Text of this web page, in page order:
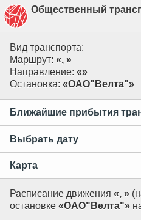
Общественный
Вид транспорта:
Маршрут: «, »
Направление: «»
Остановка: «ОАО"Велта"»
Ближайшие прибытия
Выбрать дату
Карта
Расписание движения «, »
остановке «ОАО"Велта"»